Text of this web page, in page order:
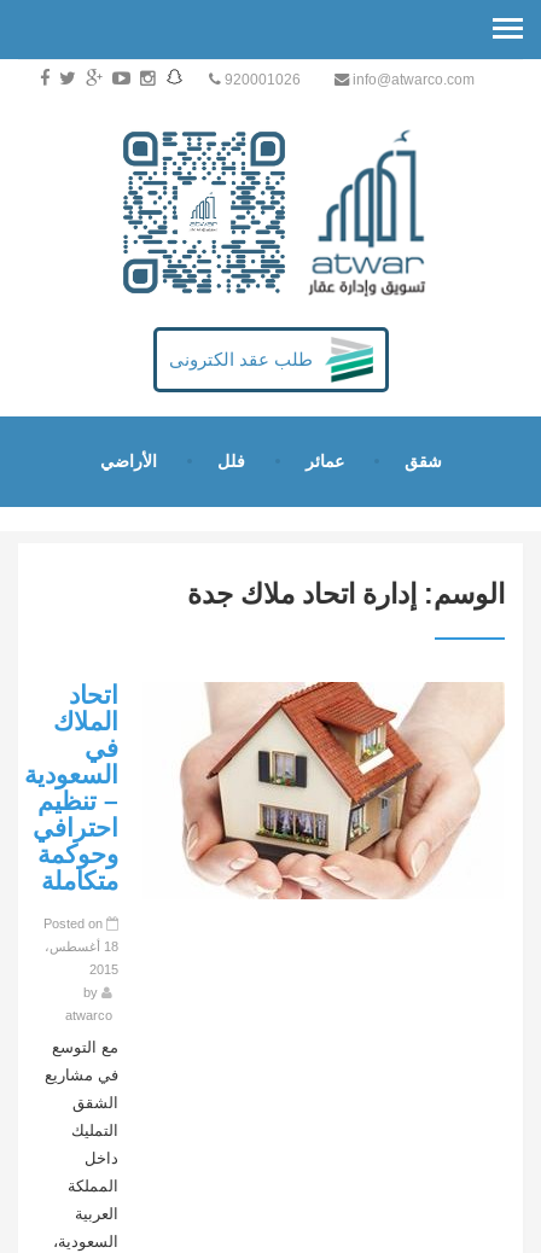
920001026 info@atwarco.com
طلب عقد الكترونى
شقق عمائر فلل الأراضي
الوسم: إدارة اتحاد ملاك جدة
اتحاد
الملاك
في
السعودية
– تنظيم
احترافي
وحوكمة
متكاملة
18 أغسطس،
2015
atwarco
مع التوسع
في مشاريع
الشقق
التمليك
داخل
المملكة
العربية
السعودية،